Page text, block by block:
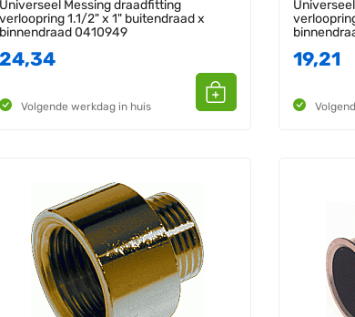
Universeel Messing draadfitting
verloopring 1.1/2" x 1" buitendraad x
binnendraad 0410949
24,34
Volgende werkdag in huis
19,21